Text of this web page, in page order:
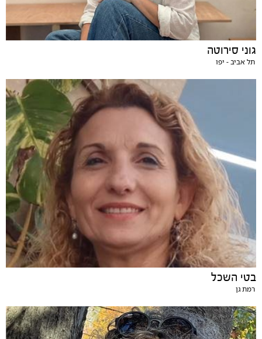
גוני סירוטה
תל אביב - יפו
בטי השכל
רמת גן